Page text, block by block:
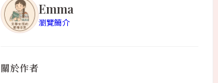
Emma
瀏覽簡介
關於作者